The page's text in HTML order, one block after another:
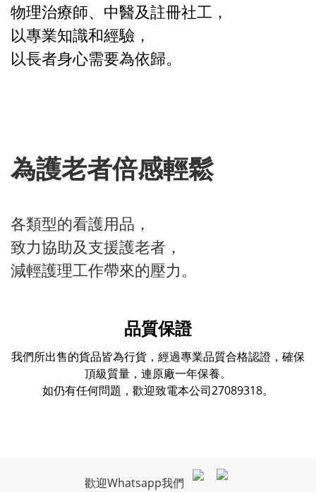
物理治療師、中醫及註冊社工，
以專業知識和經驗，
以長者身心需要為依歸。
為護老者倍感輕鬆
各類型的看護用品，
致力協助及支援護老者，
減輕護理工作帶來的壓力。
品質保證
我們所出售的貨品皆為行貨，經過專業品質合格認證，確保
頂級質量，連原廠一年保養。
如仍有任何問題，歡迎致電本公司27089318。
歡迎Whatsapp我們